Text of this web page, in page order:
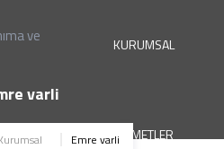
KURUMSAL
HİZMETLER
varli
Emre varli